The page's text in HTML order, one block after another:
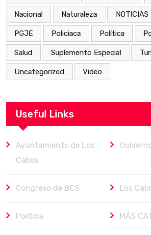
Nacional Naturaleza NOTICIAS
PGJE Policiaca Política
Salud Suplemento Especial
Uncategorized Video
Useful Links
Ayuntamiento de Los
Cabos
Congreso de BCS Los
Política MÁS